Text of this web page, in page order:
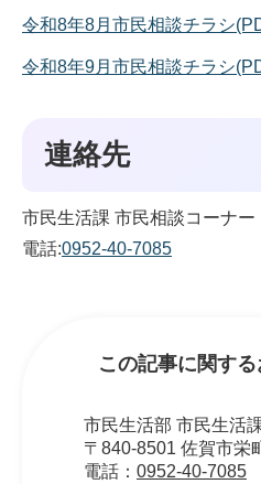
令和8年8月市民相談チラシ
令和8年9月市民相談チラシ
連絡先
市民生活課 市民相談コーナー
電話:0952-40-7085
この記事に関す
市民生活部 市民生活
〒840-8501 佐賀市栄
電話： 0952-40-7085